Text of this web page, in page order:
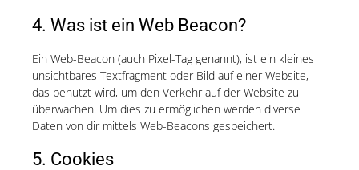
4. Was ist ein Web Beacon?
Ein Web-Beacon (auch Pixel-Tag genannt), ist ein kleines
unsichtbares Textfragment oder Bild auf einer Website,
das benutzt wird, um den Verkehr auf der Website zu
überwachen. Um dies zu ermöglichen werden diverse
Daten von dir mittels Web-Beacons gespeichert.
5. Cookies